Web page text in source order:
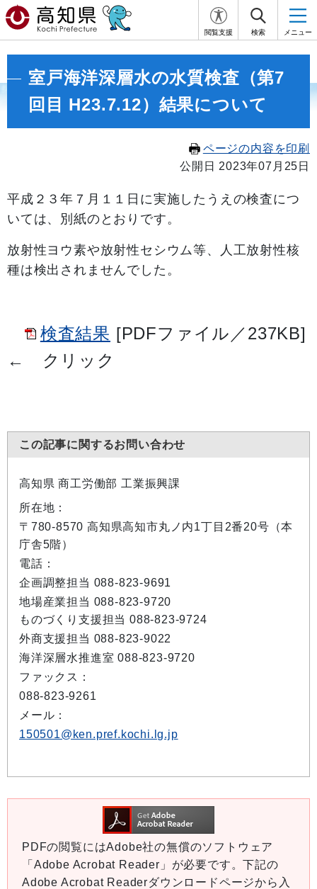
閲覧支援 検索 メニュー
室戸海洋深層水の水質検査（第7
回目 H23.7.12）結果について
ページの内容を印刷
公開日 2023年07月25日
平成２３年７月１１日に実施したうえの検査につ
いては、別紙のとおりです。
放射性ヨウ素や放射性セシウム等、人工放射性核
種は検出されませんでした。
検査結果 [PDFファイル／237KB]
← クリック
この記事に関するお問い合わせ
高知県 商工労働部 工業振興課
所在地：
〒780-8570 高知県高知市丸ノ内1丁目2番20号（本
庁舎5階）
電話：
企画調整担当 088-823-9691
地場産業担当 088-823-9720
ものづくり支援担当 088-823-9724
外商支援担当 088-823-9022
海洋深層水推進室 088-823-9720
ファックス：
088-823-9261
メール：
150501@ken.pref.kochi.lg.jp
PDFの閲覧にはAdobe社の無償のソフトウェア
「Adobe Acrobat Reader」が必要です。下記の
Adobe Acrobat Readerダウンロードページから入